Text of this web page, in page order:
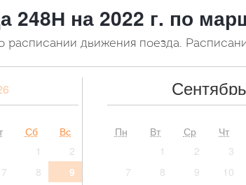
248Н на 2022 г. по
движения поезда.
Сб
Вс
1
2
7 8
9
Сентябрь
Пн Вт Ср Чт
1
2 3
7
8 9 10